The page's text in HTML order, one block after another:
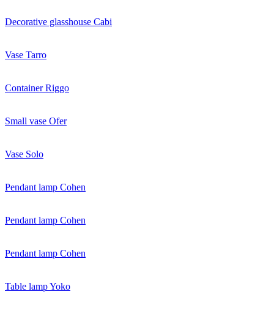
Decorative glasshouse Cabi
Vase Tarro
Container Riggo
Small vase Ofer
Vase Solo
Pendant lamp Cohen
Pendant lamp Cohen
Pendant lamp Cohen
Table lamp Yoko